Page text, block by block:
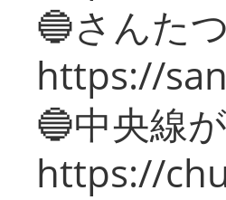
🔵さんた
https://
🔵中央線
https://